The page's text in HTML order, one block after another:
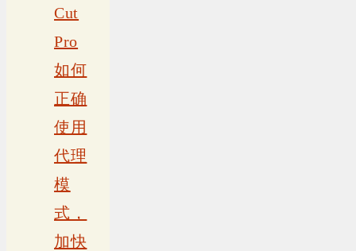
Cut
Pro
如何
正确
使用
代理
模
式，
加快